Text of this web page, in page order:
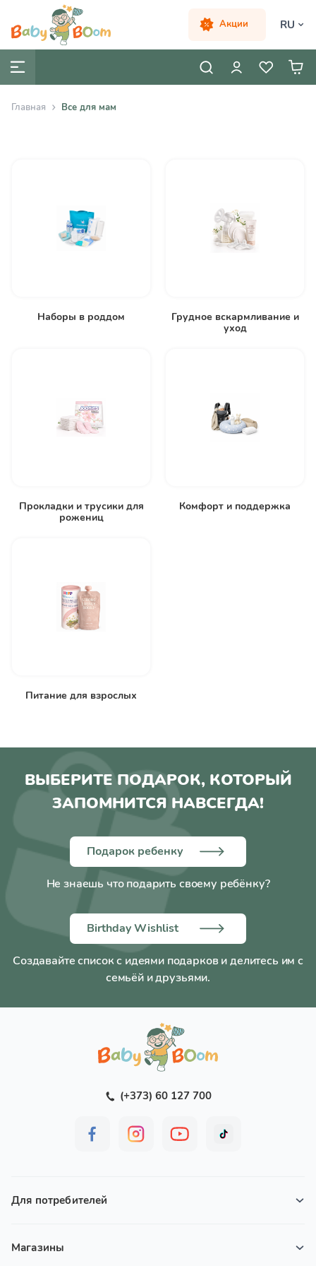
Акции RU
Главная Все для мам
Наборы в роддом
Грудное вскармливание и
уход
Прокладки и трусики для
рожениц
Комфорт и поддержка
Питание для взрослых
ВЫБЕРИТЕ ПОДАРОК, КОТОРЫЙ
ЗАПОМНИТСЯ НАВСЕГДА!
Подарок ребенку
Не знаешь что подарить своему ребёнку?
Birthday Wishlist
Создавайте список с идеями подарков и делитесь им с
семьёй и друзьями.
(+373) 60 127 700
Для потребителей
Магазины